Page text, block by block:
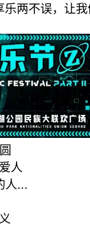
乐两不误，让
人
人...